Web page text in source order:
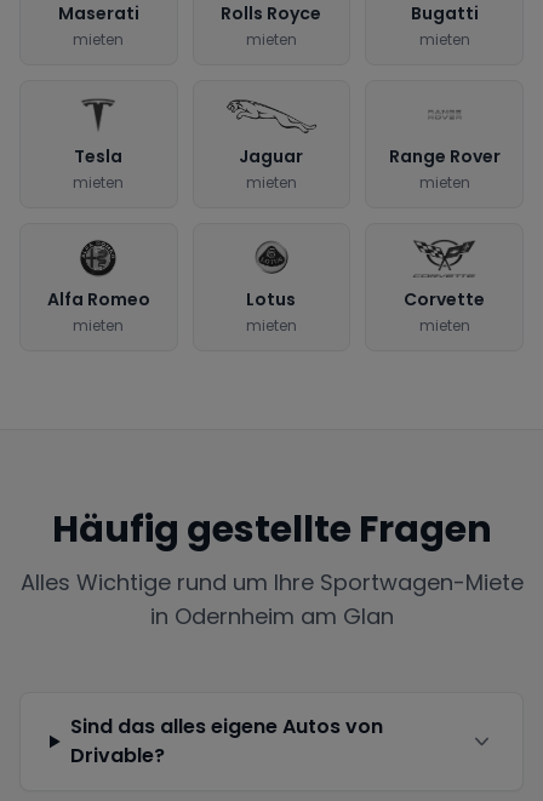
Maserati
mieten
Rolls Royce
mieten
Bugatti
mieten
Tesla
mieten
Jaguar
mieten
Range Rover
mieten
Alfa Romeo
mieten
Lotus
mieten
Corvette
mieten
Häufig gestellte Fragen
Alles Wichtige rund um Ihre Sportwagen-Miete
in Odernheim am Glan
Sind das alles eigene Autos von
Drivable?